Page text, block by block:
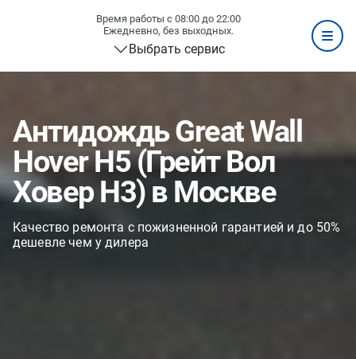
Время работы с 08:00 до 22:00
Ежедневно, без выходных.
Выбрать сервис
Антидождь Great Wall
Hover H5 (Грейт Вол
Ховер H3) в Москве
Качество ремонта с пожизненной гарантией и до 50%
дешевле чем у дилера